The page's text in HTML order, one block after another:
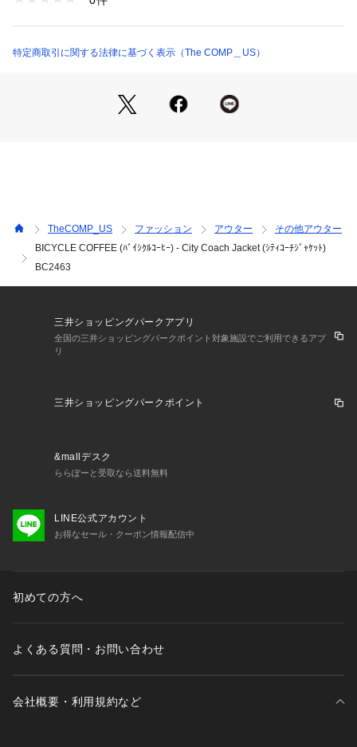
BC2463 （ショップ）
特定商取引に関する法律に基づく表示（The COMP＿US）
TheCOMP_US ファッション アウター
その他アウター
BICYCLE COFFEE (ﾊﾞｲｼｸﾙｺｰﾋｰ) - City Coach Jacket (ｼﾃｨｺｰﾁｼﾞｬｹｯﾄ)
BC2463
三井ショッピングパークアプリ
全国の三井ショッピングパークポイント対象施設でご利用できるアプ
リ
三井ショッピングパークポイント
&mallデスク
ららぽーと受取なら送料無料
LINE公式アカウント
お得なセール・クーポン情報配信中
初めての方へ
よくある質問・お問い合わせ
会社概要・利用規約など